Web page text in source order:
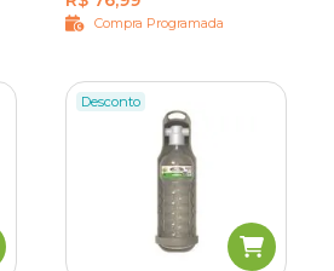
Compra Programada
Desconto